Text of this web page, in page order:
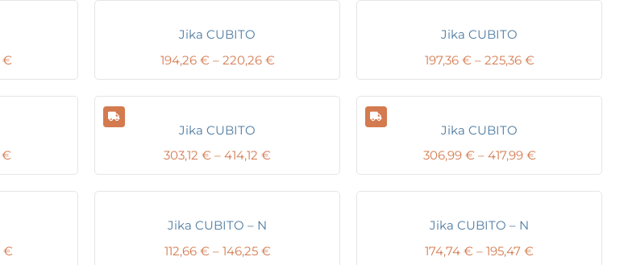
€Price
range:
190,46 €
Jika CUBITO
194,26 € – 220,26 €Price
range:
194,26 €
Jika CUBITO
197,36 € – 225,36 €Price
range:
197,36 €
€
range:
262,52 €
Jika CUBITO
303,12 € – 414,12 €
range:
303,12 €
Jika CUBITO
306,99 € – 417,99 €Price
range:
306,99 €
€Price
Jika CUBITO – N
112,66 € – 146,25 €Price
Jika CUBITO – N
174,74 € – 195,47 €